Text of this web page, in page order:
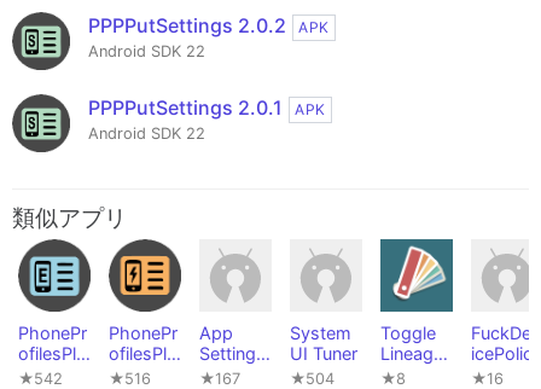
PPPPutSettings 2.0.2
APK
Android SDK 22
PPPPutSettings 2.0.1
APK
Android SDK 22
類似アプリ
PhonePr
ofilesPlu
sExtend
★542
PhonePr
ofilesPlu
s
★516
App
Settings
Reborn
★167
System
UI Tuner
★504
Toggle
Lineage
Profiles
★8
FuckDev
icePolicy
★16